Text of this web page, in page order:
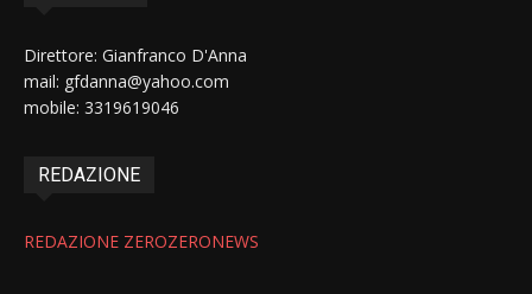
Direttore: Gianfranco D'Anna
mail: gfdanna@yahoo.com
mobile: 3319619046
REDAZIONE
REDAZIONE ZEROZERONEWS